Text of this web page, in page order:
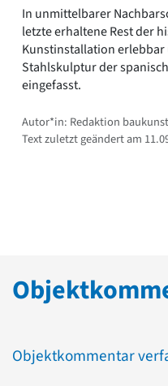
In unmittelbarer
letzte erhaltene Rest der
Kunstinstallation erlebbar
Stahlskulptur der
eingefasst.
Autor*in: Redaktion
Text zuletzt geändert am
Objektkommentar